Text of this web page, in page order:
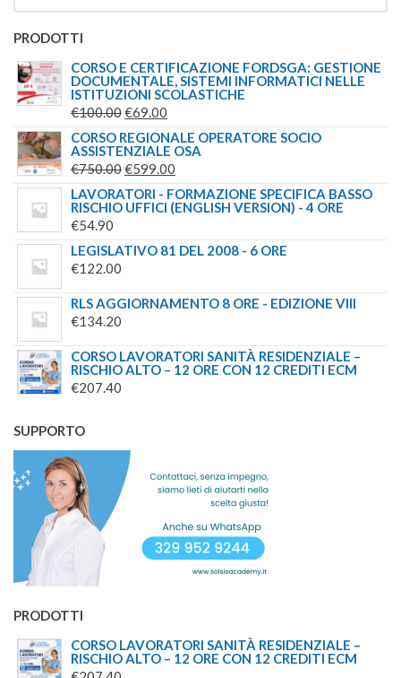
PRODOTTI
CORSO E CERTIFICAZIONE FORDSGA: GESTIONE
DOCUMENTALE, SISTEMI INFORMATICI NELLE
ISTITUZIONI SCOLASTICHE
€100.00IL
PREZZO
ORIGINALE
ERA:
€100.00.
€69.00
PREZZO
ATTUALE
È:
€69.00.
CORSO REGIONALE OPERATORE SOCIO
ASSISTENZIALE OSA
€750.00IL
PREZZO
ORIGINALE
€750.00.
€599.00
PREZZO
ATTUALE
€599.00.
LAVORATORI - FORMAZIONE SPECIFICA BASSO
RISCHIO UFFICI (ENGLISH VERSION) - 4 ORE
€54.90
LEGISLATIVO 81 DEL 2008 - 6 ORE
€122.00
RLS AGGIORNAMENTO 8 ORE - EDIZIONE VIII
€134.20
CORSO LAVORATORI SANITÀ RESIDENZIALE –
RISCHIO ALTO – 12 ORE CON 12 CREDITI ECM
€207.40
SUPPORTO
PRODOTTI
CORSO LAVORATORI SANITÀ RESIDENZIALE –
RISCHIO ALTO – 12 ORE CON 12 CREDITI ECM